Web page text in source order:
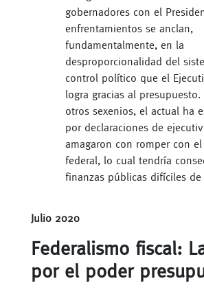
gobernadores con el
enfrentamientos se anclan,
fundamentalmente, en la
desproporcionalidad del
control político que el
logra gracias al
otros sexenios, el actual ha
por declaraciones de
amagaron con romper con
federal, lo cual tendría
finanzas públicas difíciles de
Julio 2020
Federalismo fiscal:
por el poder